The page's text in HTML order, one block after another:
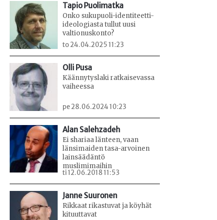
Tapio Puolimatka
Onko sukupuoli-identiteetti-
ideologiasta tullut uusi
valtionuskonto?
to 24.04.2025 11:23
Olli Pusa
Käännytyslaki ratkaisevassa
vaiheessa
pe 28.06.2024 10:23
Alan Salehzadeh
Ei shariaa länteen, vaan
länsimaiden tasa-arvoinen
lainsäädäntö
muslimimaihin
ti 12.06.2018 11:53
Janne Suuronen
Rikkaat rikastuvat ja köyhät
kituuttavat